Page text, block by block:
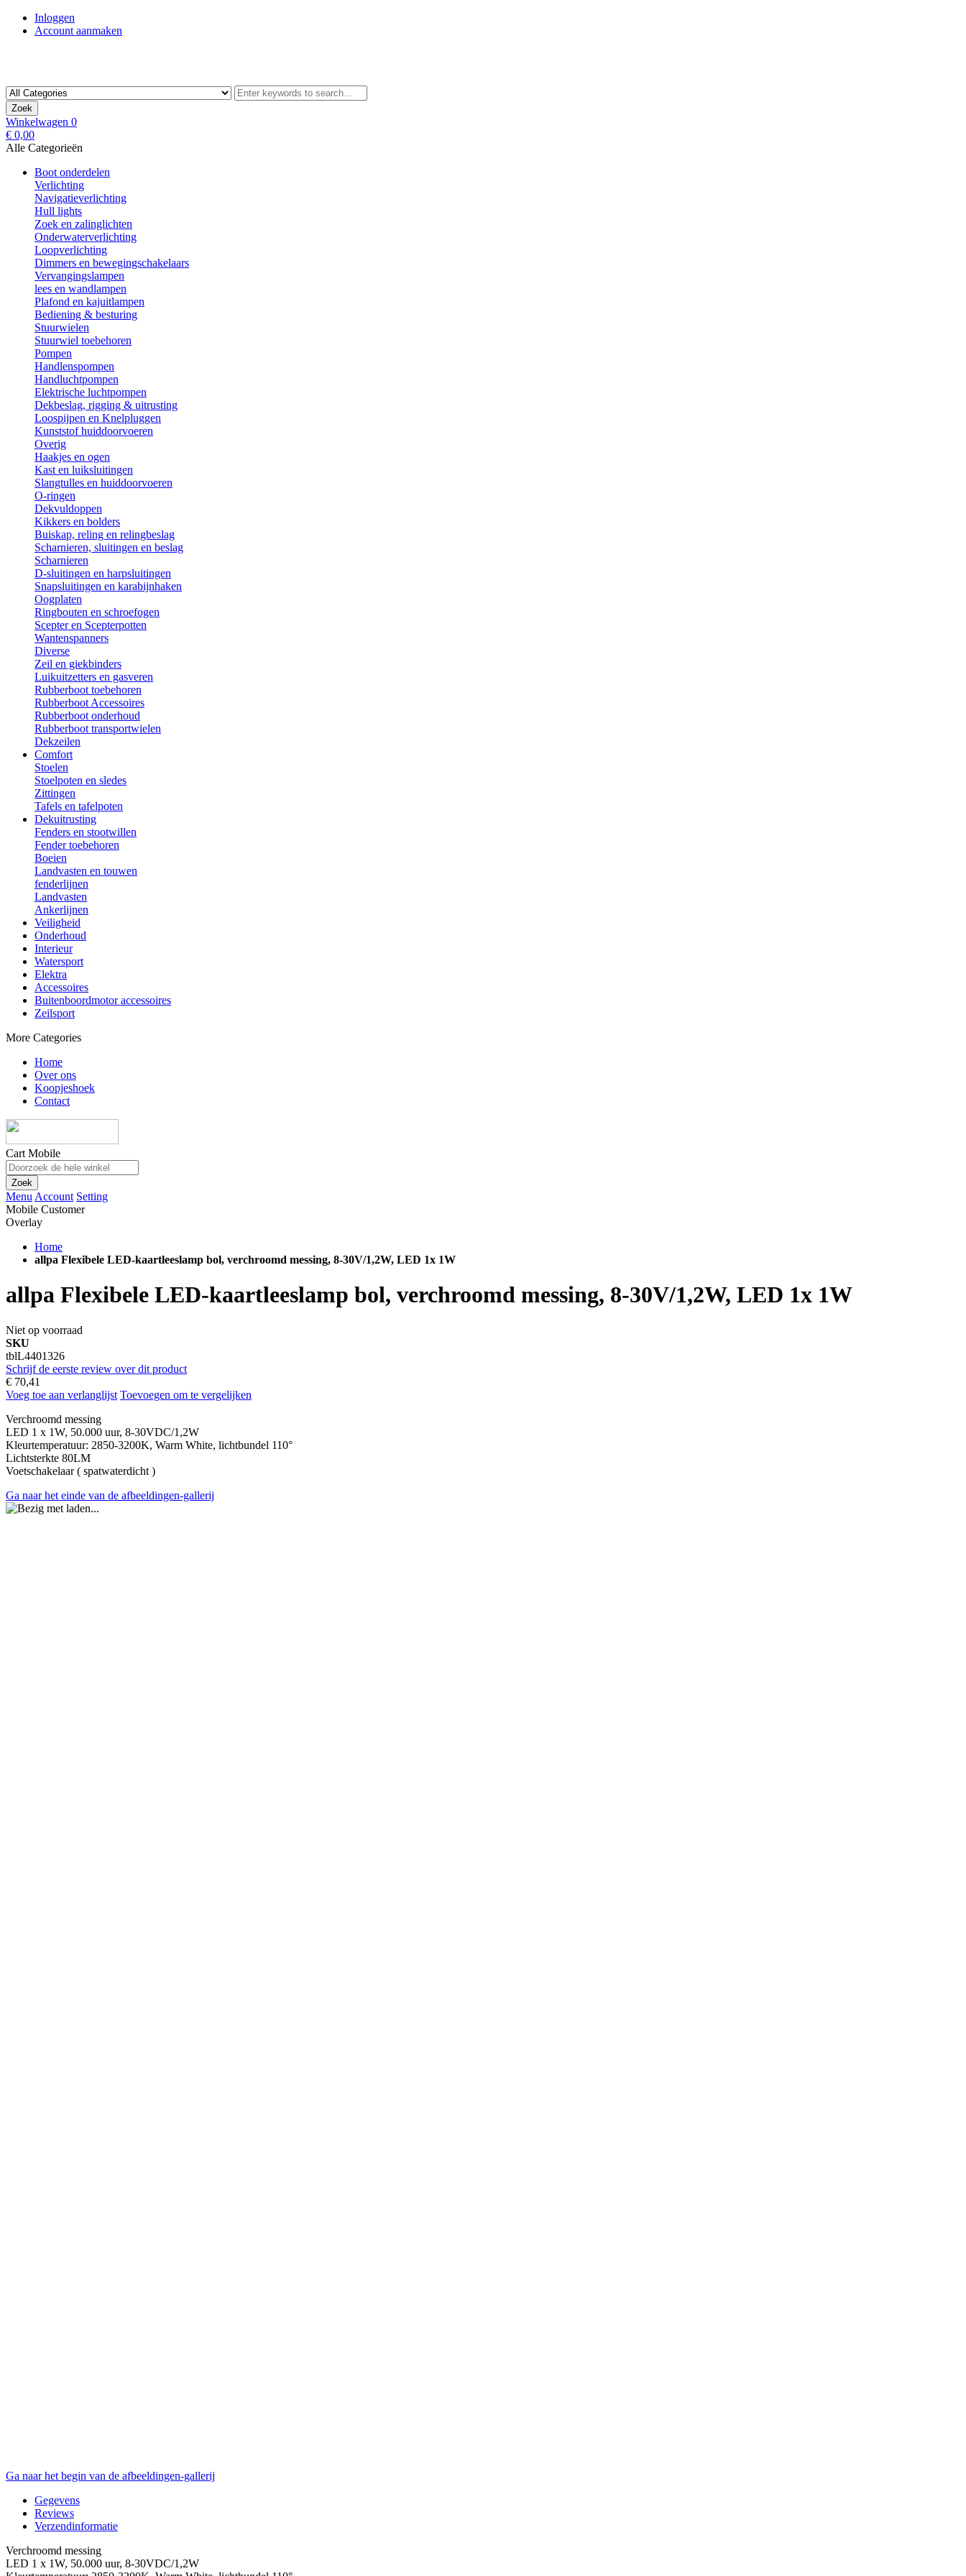
Inloggen
Account aanmaken
Zoek
Winkelwagen 0
€ 0,00
Alle Categorieën
Boot onderdelen
Verlichting
Navigatieverlichting
Hull lights
Zoek en zalinglichten
Onderwaterverlichting
Loopverlichting
Dimmers en bewegingschakelaars
Vervangingslampen
lees en wandlampen
Plafond en kajuitlampen
Bediening & besturing
Stuurwielen
Stuurwiel toebehoren
Pompen
Handlenspompen
Handluchtpompen
Elektrische luchtpompen
Dekbeslag, rigging & uitrusting
Loospijpen en Knelpluggen
Kunststof huiddoorvoeren
Overig
Haakjes en ogen
Kast en luiksluitingen
Slangtulles en huiddoorvoeren
O-ringen
Dekvuldoppen
Kikkers en bolders
Buiskap, reling en relingbeslag
Scharnieren, sluitingen en beslag
Scharnieren
D-sluitingen en harpsluitingen
Snapsluitingen en karabijnhaken
Oogplaten
Ringbouten en schroefogen
Scepter en Scepterpotten
Wantenspanners
Diverse
Zeil en giekbinders
Luikuitzetters en gasveren
Rubberboot toebehoren
Rubberboot Accessoires
Rubberboot onderhoud
Rubberboot transportwielen
Dekzeilen
Comfort
Stoelen
Stoelpoten en sledes
Zittingen
Tafels en tafelpoten
Dekuitrusting
Fenders en stootwillen
Fender toebehoren
Boeien
Landvasten en touwen
fenderlijnen
Landvasten
Ankerlijnen
Veiligheid
Onderhoud
Interieur
Watersport
Elektra
Accessoires
Buitenboordmotor accessoires
Zeilsport
More Categories
Home
Over ons
Koopjeshoek
Contact
Cart Mobile
Zoek
Menu Account Setting
Mobile Customer
Overlay
Home
allpa Flexibele LED-kaartleeslamp bol, verchroomd messing, 8-30V/1,2W, LED 1x 1W
allpa Flexibele LED-kaartleeslamp bol, verchroomd messing, 8-30V/1,2W, LED 1x 1W
Niet op voorraad
SKU
tblL4401326
Schrijf de eerste review over dit product
€ 70,41
Voeg toe aan verlanglijst Toevoegen om te vergelijken
Verchroomd messing
LED 1 x 1W, 50.000 uur, 8-30VDC/1,2W
Kleurtemperatuur: 2850-3200K, Warm White, lichtbundel 110°
Lichtsterkte 80LM
Voetschakelaar ( spatwaterdicht )
Ga naar het einde van de afbeeldingen-gallerij
Ga naar het begin van de afbeeldingen-gallerij
Gegevens
Reviews
Verzendinformatie
Verchroomd messing
LED 1 x 1W, 50.000 uur, 8-30VDC/1,2W